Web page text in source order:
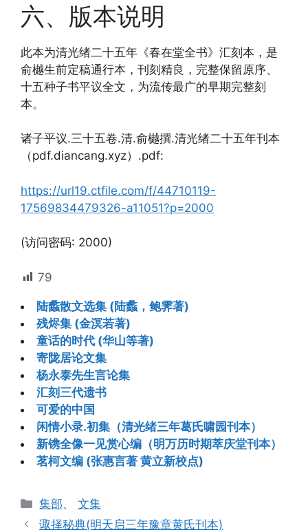
六、版本说明
此本为清光绪二十五年《春在堂全书》汇刻本，是
俞樾生前定稿通行本，刊刻精良，完整保留原序、
十五种子书平议全文，为流传最广的早期完整刻
本。
诸子平议.三十五卷.清.俞樾撰.清光绪二十五年刊本
（pdf.diancang.xyz）.pdf:
https://url19.ctfile.com/f/44710119-
17569834479326-a11051?p=2000
(访问密码: 2000)
79
陆蠡散文选集 (陆蠡，鲍霁著)
残烬集 (金溟若著)
童话的时代 (华山等著)
寄陇居论文集
杨永泰先生言论集
汇刻三代遗书
可爱的中国
闲情小录.初集（清光绪三年葛氏啸园刊本）
新镌全像一见赏心编（明万历时期萃庆堂刊本）
茗柯文编 (张惠言著 黄立新校点)
分
类
集部、文集
诹择秘典(明天启三年豫章黄氏刊本)